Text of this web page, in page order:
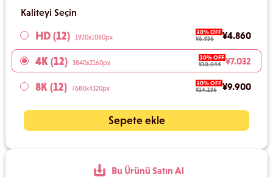
Kaliteyi Seçin
HD (12) 1920x1080px
30% OFF
¥6.936
¥4.860
4K (12) 3840x2160px
30% OFF
¥10.044
¥7.032
8K (12) 7680x4320px
30% OFF
¥14.136
¥9.900
Sepete ekle
Bu Ürünü Satın Al